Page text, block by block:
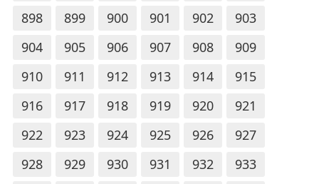
898
899 900 901 902
903
904
905 906 907 908
909
910
911 912 913 914
915
916
917 918 919 920
921
922
923 924 925 926
927
928
929 930 931 932
933